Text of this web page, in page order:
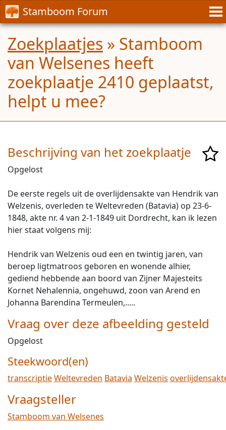
Stamboom Forum
Zoekplaatjes » Stamboom
van Welsenes heeft
zoekplaatje 2410 geplaatst,
helpt u mee?
Beschrijving van het zoekplaatje
Opgelost
De eerste regels uit de overlijdensakte van Hendrik van
Welzenis, overleden te Weltevreden (Batavia) op 23-6-
1848, akte nr. 4 van 2-1-1849 uit Dordrecht, kan ik lezen
hier staat volgens mij:
Hendrik van Welzenis oud een en twintig jaren, van
beroep ligtmatroos geboren en wonende alhier,
gediend hebbende aan boord van Zijner Majesteits
Kornet Nehalennia, ongehuwd, zoon van Arend en
Johanna Barendina Termeulen,.....
Vraag over deze afbeelding gesteld
Opgelost
Steekwoord(en)
transcriptieWeltevreden Batavia Welzenis
Vraagsteller
Stamboom van Welsenes